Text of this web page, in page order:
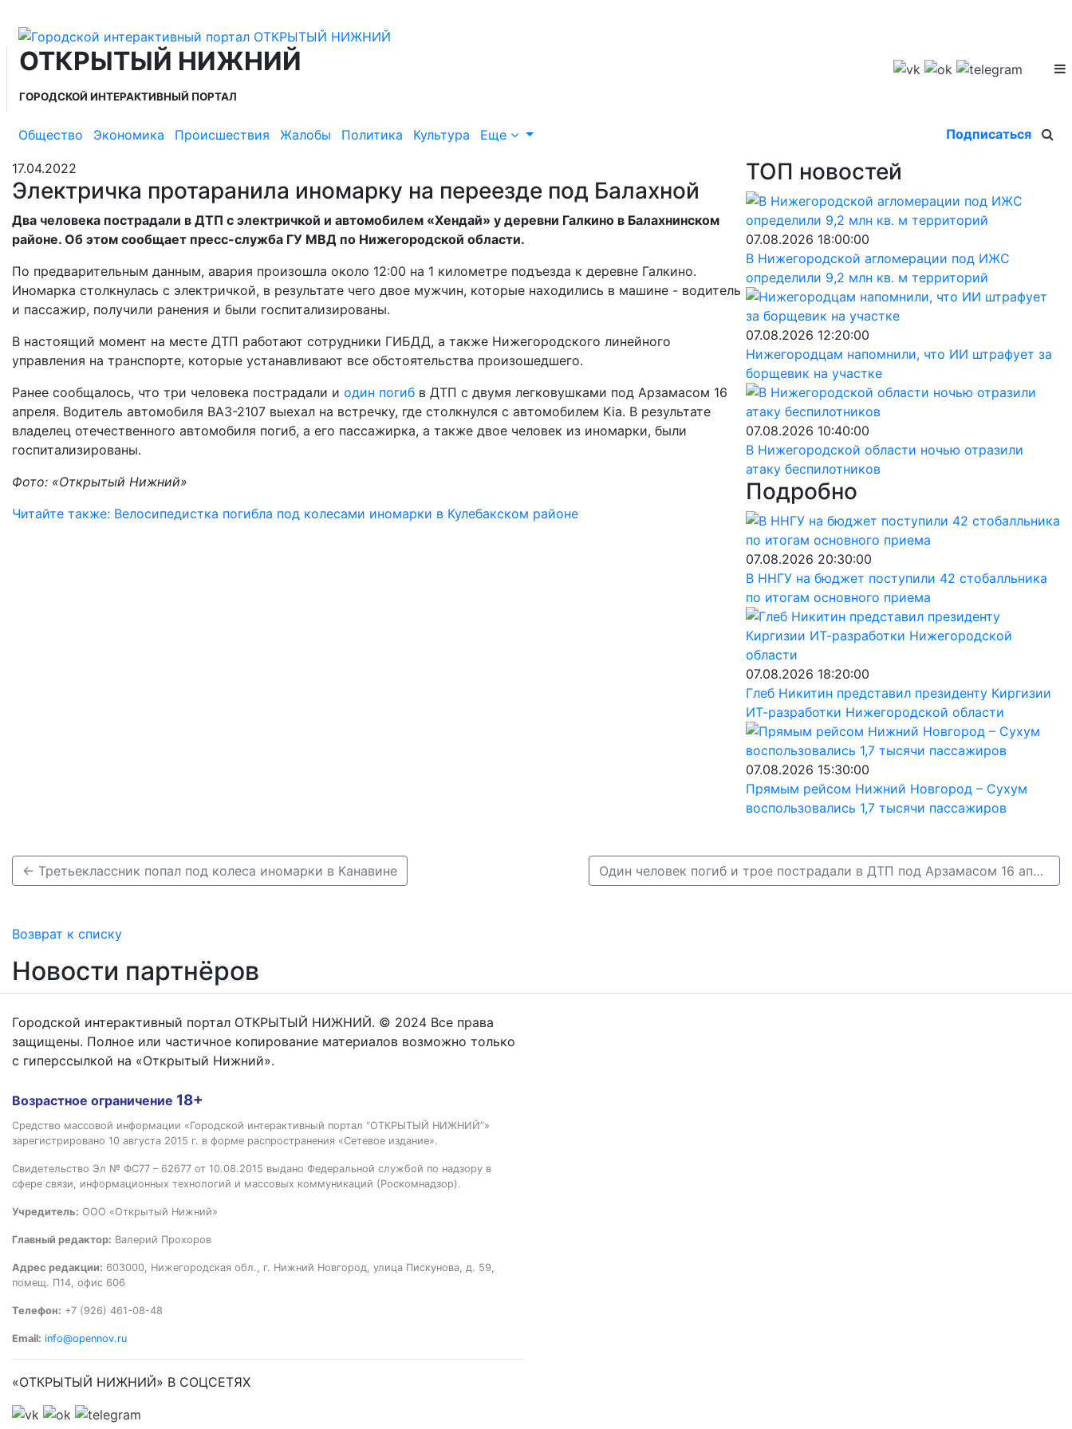
ОТКРЫТЫЙ НИЖНИЙ
ГОРОДСКОЙ ИНТЕРАКТИВНЫЙ ПОРТАЛ
Общество Экономика Происшествия Жалобы Политика Культура Еще Подписаться
17.04.2022
Электричка протаранила иномарку на переезде под Балахной
Два человека пострадали в ДТП с электричкой и автомобилем «Хендай» у деревни Галкино в Балахнинском
районе. Об этом сообщает пресс-служба ГУ МВД по Нижегородской области.
По предварительным данным, авария произошла около 12:00 на 1 километре подъезда к деревне Галкино.
Иномарка столкнулась с электричкой, в результате чего двое мужчин, которые находились в машине - водитель
и пассажир, получили ранения и были госпитализированы.
В настоящий момент на месте ДТП работают сотрудники ГИБДД, а также Нижегородского линейного
управления на транспорте, которые устанавливают все обстоятельства произошедшего.
Ранее сообщалось, что три человека пострадали и один погиб в ДТП с двумя легковушками под Арзамасом 16
апреля. Водитель автомобиля ВАЗ-2107 выехал на встречку, где столкнулся с автомобилем Kia. В результате
владелец отечественного автомобиля погиб, а его пассажирка, а также двое человек из иномарки, были
госпитализированы.
Фото: «Открытый Нижний»
Читайте также: Велосипедистка погибла под колесами иномарки в Кулебакском районе
ТОП новостей
07.08.2026 18:00:00
В Нижегородской агломерации под ИЖС
определили 9,2 млн кв. м территорий
07.08.2026 12:20:00
Нижегородцам напомнили, что ИИ штрафует за
борщевик на участке
07.08.2026 10:40:00
В Нижегородской области ночью отразили
атаку беспилотников
Подробно
07.08.2026 20:30:00
В ННГУ на бюджет поступили 42 стобалльника
по итогам основного приема
07.08.2026 18:20:00
Глеб Никитин представил президенту Киргизии
ИТ-разработки Нижегородской области
07.08.2026 15:30:00
Прямым рейсом Нижний Новгород – Сухум
воспользовались 1,7 тысячи пассажиров
← Третьеклассник попал под колеса иномарки в Канавине Один человек погиб и трое пострадали в ДТП под Арзамасом 16 апреля →
Возврат к списку
Новости партнёров
Городской интерактивный портал ОТКРЫТЫЙ НИЖНИЙ. © 2024 Все права
защищены. Полное или частичное копирование материалов возможно только
с гиперссылкой на «Открытый Нижний».
Возрастное ограничение 18+
Средство массовой информации «Городской интерактивный портал “ОТКРЫТЫЙ НИЖНИЙ”»
зарегистрировано 10 августа 2015 г. в форме распространения «Сетевое издание».
Свидетельство Эл № ФС77 – 62677 от 10.08.2015 выдано Федеральной службой по надзору в
сфере связи, информационных технологий и массовых коммуникаций (Роскомнадзор).
Учредитель: ООО «Открытый Нижний»
Главный редактор: Валерий Прохоров
Адрес редакции: 603000, Нижегородская обл., г. Нижний Новгород, улица Пискунова, д. 59,
помещ. П14, офис 606
Телефон: +7 (926) 461-08-48
Email: info@opennov.ru
«ОТКРЫТЫЙ НИЖНИЙ» В СОЦСЕТЯХ